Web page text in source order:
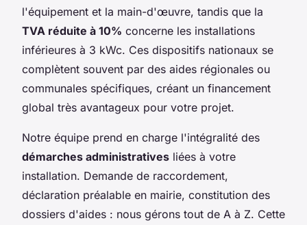
l'équipement et la main-d'œuvre, tandis que la
TVA réduite à 10% concerne les installations
inférieures à 3 kWc. Ces dispositifs nationaux se
complètent souvent par des aides régionales ou
communales spécifiques, créant un financement
global très avantageux pour votre projet.
Notre équipe prend en charge l'intégralité des
démarches administratives liées à votre
installation. Demande de raccordement,
déclaration préalable en mairie, constitution des
dossiers d'aides : nous gérons tout de A à Z. Cette